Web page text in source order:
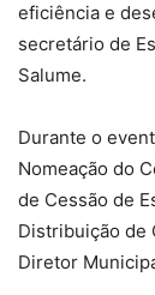
eficiência e
secretário de
Salume.
Durante o
Nomeação do
de Cessão de
Distribuição de
Diretor